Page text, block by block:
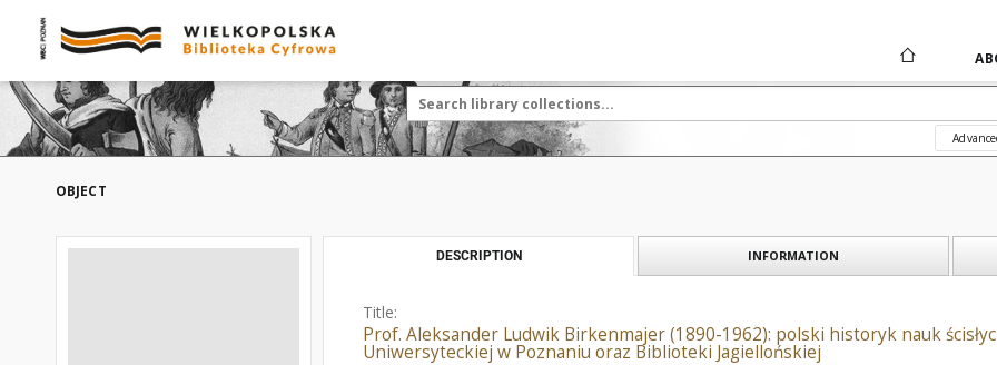
OBJECT
DESCRIPTION INFORMATION
Title:
Prof. Aleksander Ludwik Birkenmajer (1890-1962): polski historyk nauk
Uniwersyteckiej w Poznaniu oraz Biblioteki Jagiellońskiej